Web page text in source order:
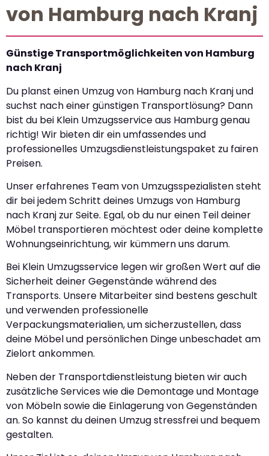
von Hamburg nach Kranj
Günstige Transportmöglichkeiten von Hamburg
nach Kranj
Du planst einen Umzug von Hamburg nach Kranj und
suchst nach einer günstigen Transportlösung? Dann
bist du bei Klein Umzugsservice aus Hamburg genau
richtig! Wir bieten dir ein umfassendes und
professionelles Umzugsdienstleistungspaket zu fairen
Preisen.
Unser erfahrenes Team von Umzugsspezialisten steht
dir bei jedem Schritt deines Umzugs von Hamburg
nach Kranj zur Seite. Egal, ob du nur einen Teil deiner
Möbel transportieren möchtest oder deine komplette
Wohnungseinrichtung, wir kümmern uns darum.
Bei Klein Umzugsservice legen wir großen Wert auf die
Sicherheit deiner Gegenstände während des
Transports. Unsere Mitarbeiter sind bestens geschult
und verwenden professionelle
Verpackungsmaterialien, um sicherzustellen, dass
deine Möbel und persönlichen Dinge unbeschadet am
Zielort ankommen.
Neben der Transportdienstleistung bieten wir auch
zusätzliche Services wie die Demontage und Montage
von Möbeln sowie die Einlagerung von Gegenständen
an. So kannst du deinen Umzug stressfrei und bequem
gestalten.